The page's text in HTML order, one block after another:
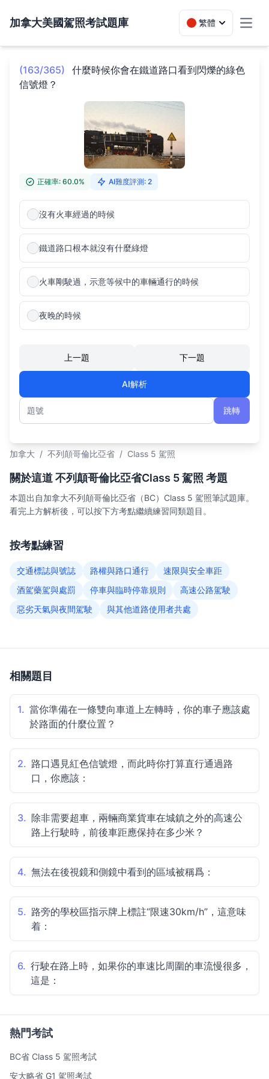
加拿大美國駕照考試題庫 繁體
(163/365)
什麼時候你會在鐵道路口看到閃爍的綠色
信號燈？
正確率: 60.0% AI難度評測: 2
沒有火車經過的時候
鐵道路口根本就沒有什麼綠燈
火車剛駛過，示意等候中的車輛通行的時候
夜晚的時候
上一題 下一題
AI解析
題號
跳轉
加拿大 / 不列顛哥倫比亞省 / Class 5 駕照
關於這道 不列顛哥倫比亞省Class 5 駕照 考題
本題出自加拿大不列顛哥倫比亞省（BC）Class 5 駕照筆試題庫。
看完上方解析後，可以按下方考點繼續練習同類題目。
按考點練習
交通標誌與號誌 路權與路口通行
速限與安全車距
酒駕藥駕與處罰
停車與臨時停靠規則
高速公路駕駛
惡劣天氣與夜間駕駛
與其他道路使用者共處
相關題目
1. 當你準備在一條雙向車道上左轉時，你的車子應該處
於路面的什麼位置？
2. 路口遇見紅色信號燈，而此時你打算直行通過路
口，你應該：
3. 除非需要超車，兩輛商業貨車在城鎮之外的高速公
路上行駛時，前後車距應保持在多少米？
4. 無法在後視鏡和側鏡中看到的區域被稱爲：
5. 路旁的學校區指示牌上標註“限速30km/h”，這意味
着：
6. 行駛在路上時，如果你的車速比周圍的車流慢很多，
這是：
熱門考試
BC省 Class 5 駕照考試
安大略省 G1 駕照考試